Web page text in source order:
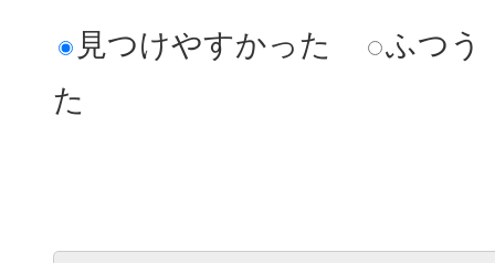
見つけやすかった
ふつう
た